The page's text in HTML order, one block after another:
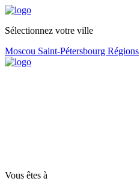
Sélectionnez votre ville
Moscou Saint-Pétersbourg Régions
Vous êtes à